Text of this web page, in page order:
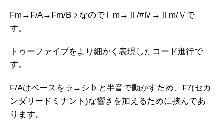
Fm→F/A→Fm/B♭なのでⅡm→Ⅱ/#Ⅳ→Ⅱm/Ⅴで
す。
トゥーファイブをより細かく表現したコード進行で
す。
F/Aはベースをラ→シ♭と半音で動かすため、F7(セカ
ンダリードミナント)な響きを加えるために挟んであ
ります。